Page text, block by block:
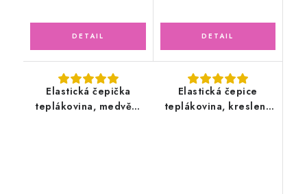
Elastická čepička
teplákovina, medvědí
Elastická čepice
teplákovina, kreslená